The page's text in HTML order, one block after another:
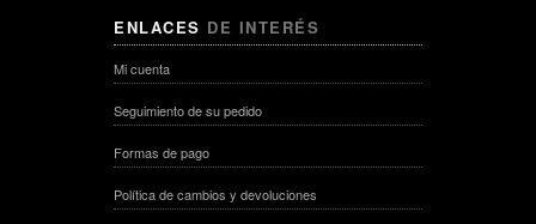
ENLACES DE INTERÉS
Mi cuenta
Seguimiento de su pedido
Formas de pago
Política de cambios y devoluciones